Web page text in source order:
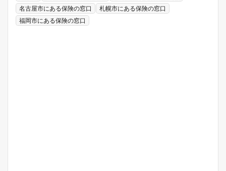
名古屋市にある保険の窓口
札幌市にある保険の窓口
福岡市にある保険の窓口